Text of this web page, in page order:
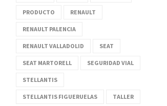
PRODUCTO RENAULT
RENAULT PALENCIA
RENAULT VALLADOLID SEAT
SEAT MARTORELL SEGURIDAD VIAL
STELLANTIS
STELLANTIS FIGUERUELAS TALLER